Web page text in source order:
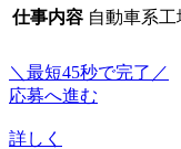
仕事内容 自動車系
＼最短45秒で完了／
応募へ進む
詳しく